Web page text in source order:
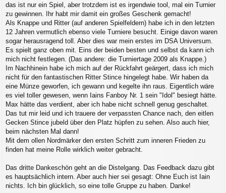
das ist nur ein Spiel, aber trotzdem ist es irgendwie tool, mal ein Turnier
zu gewinnen. Ihr habt mir damit ein großes Geschenk gemacht!
Als Knappe und Ritter (auf anderen Spielfeldern) habe ich in den letzten
12 Jahren vermutlich ebenso viele Turniere besucht. Einige davon waren
sogar herausragend toll. Aber dies war mein erstes im DSA Universum.
Es spielt ganz oben mit. Eins der beiden besten und selbst da kann ich
mich nicht festlegen. (Das andere: die Turniertage 2009 als Knappe.)
Im Nachhinein habe ich mich auf der Rückfahrt geärgert, dass ich mich
nicht für den fantastischen Ritter Stince hingelegt habe. Wir haben da
eine Münze geworfen, ich gewann und kegelte ihn raus. Eigentlich wäre
es viel toller gewesen, wenn Iains Fanboy Nr. 1 sein "Idol" besiegt hätte.
Max hätte das verdient, aber ich habe nicht schnell genug geschaltet.
Das tut mir leid und ich trauere der verpassten Chance nach, den eitlen
Gecken Stince jubeld über den Platz hüpfen zu sehen. Also auch hier,
beim nächsten Mal dann!
Mit dem ollen Nordmärker den ersten Schritt zum inneren Frieden zu
finden hat meine Rolle wirklich weiter gebracht.
Das dritte Dankeschön geht an die Distelgang. Das Feedback dazu gibt
es hauptsächlich intern. Aber auch hier sei gesagt: Ohne Euch ist Iain
nichts. Ich bin glücklich, so eine tolle Gruppe zu haben. Danke!